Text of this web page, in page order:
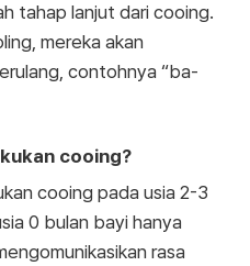
tahap lanjut dari cooing.
mereka akan
contohnya “ba-
cooing?
cooing pada usia 2-3
0 bulan bayi hanya
rasa